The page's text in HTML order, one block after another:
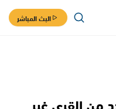
البث المباشر